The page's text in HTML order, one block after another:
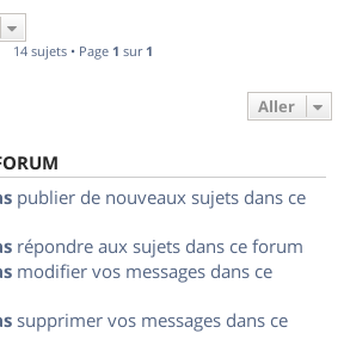
14 sujets • Page 1 sur 1
Aller
publier de nouveaux sujets dans ce
répondre aux sujets dans ce forum
modifier vos messages dans ce
supprimer vos messages dans ce